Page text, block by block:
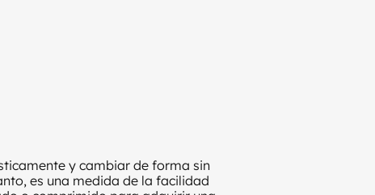
y cambiar de forma sin
es una medida de la facilidad